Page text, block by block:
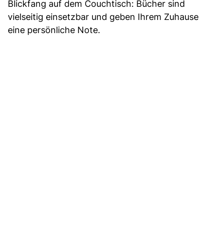
Blickfang auf dem Couchtisch: Bücher sind
vielseitig einsetzbar und geben Ihrem Zuhause
eine persönliche Note.